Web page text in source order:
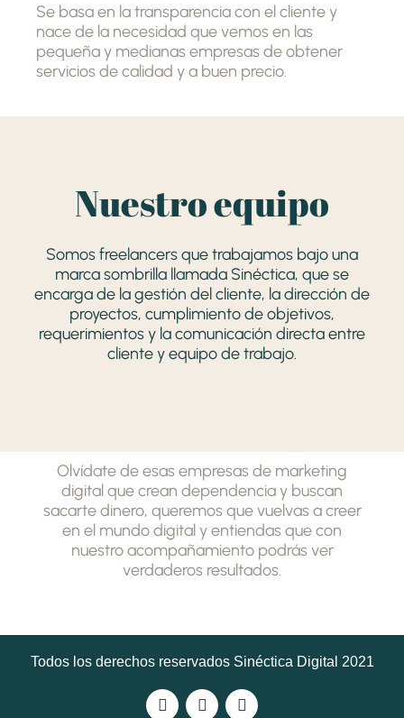
Se basa en la transparencia con el cliente y
nace de la necesidad que vemos en las
pequeña y medianas empresas de obtener
servicios de calidad y a buen precio.
Nuestro equipo
Somos freelancers que trabajamos bajo una
marca sombrilla llamada Sinéctica, que se
encarga de la gestión del cliente, la dirección de
proyectos, cumplimiento de objetivos,
requerimientos y la comunicación directa entre
cliente y equipo de trabajo.
Olvídate de esas empresas de marketing
digital que crean dependencia y buscan
sacarte dinero, queremos que vuelvas a creer
en el mundo digital y entiendas que con
nuestro acompañamiento podrás ver
verdaderos resultados.
Todos los derechos reservados Sinéctica Digital 2021
F
a
I
n
L
i